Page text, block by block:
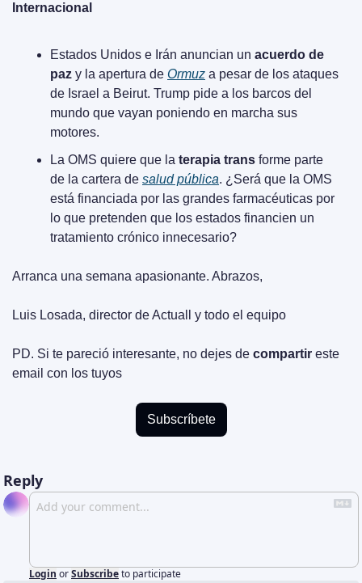
Internacional
Estados Unidos e Irán anuncian un acuerdo de
paz y la apertura de Ormuz a pesar de los ataques
de Israel a Beirut. Trump pide a los barcos del
mundo que vayan poniendo en marcha sus
motores.
La OMS quiere que la terapia trans forme parte
de la cartera de salud pública. ¿Será que la OMS
está financiada por las grandes farmacéuticas por
lo que pretenden que los estados financien un
tratamiento crónico innecesario?
Arranca una semana apasionante. Abrazos,
Luis Losada, director de Actuall y todo el equipo
PD. Si te pareció interesante, no dejes de compartir este
email con los tuyos
Subscríbete
Reply
Login orSubscribeto participate